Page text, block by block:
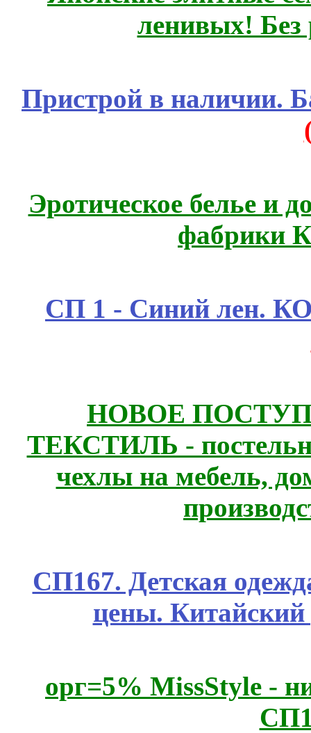
ленивых!
Пристрой в наличии.
Эротическое белье и
фабрики
СП 1 - Синий лен.
НОВОЕ
ТЕКСТИЛЬ -
чехлы на мебель,
СП167. Детская
цены.
орг=5% MissStyle -